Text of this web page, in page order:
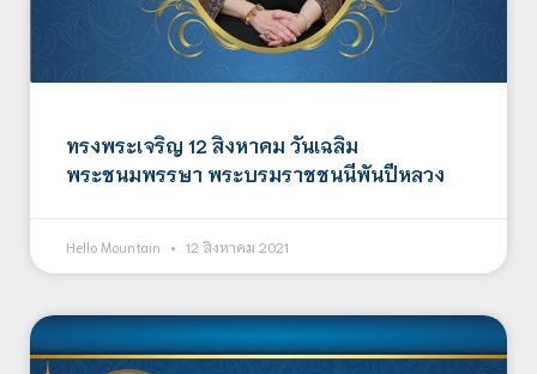
ทรงพระเจริญ 12 สิงหาคม วันเฉลิม
พระชนมพรรษา พระบรมราชชนนีพันปีหลวง
Hello Mountain 12 สิงหาคม 2021